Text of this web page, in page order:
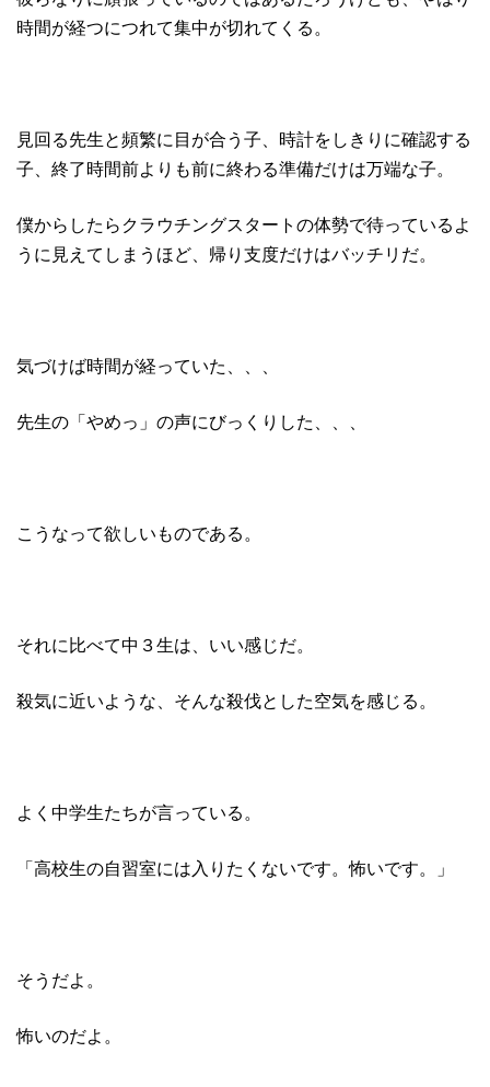
時間が経つにつれて集中が切れてくる。
見回る先生と頻繁に目が合う子、時計をしきりに確認する
子、終了時間前よりも前に終わる準備だけは万端な子。
僕からしたらクラウチングスタートの体勢で待っているよ
うに見えてしまうほど、帰り支度だけはバッチリだ。
気づけば時間が経っていた、、、
先生の「やめっ」の声にびっくりした、、、
こうなって欲しいものである。
それに比べて中３生は、いい感じだ。
殺気に近いような、そんな殺伐とした空気を感じる。
よく中学生たちが言っている。
「高校生の自習室には入りたくないです。怖いです。」
そうだよ。
怖いのだよ。